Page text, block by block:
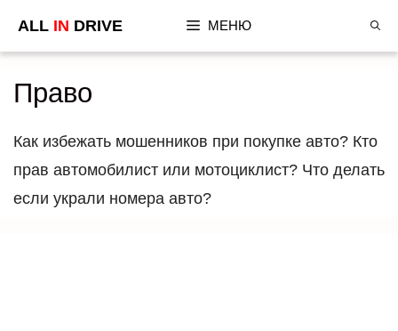
ALL IN DRIVE МЕНЮ
Право
Как избежать мошенников при покупке авто? Кто
прав автомобилист или мотоциклист? Что делать
если украли номера авто?